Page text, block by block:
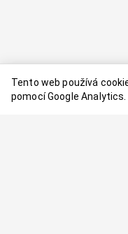
Tento web používá
pomocí Google Analytics.